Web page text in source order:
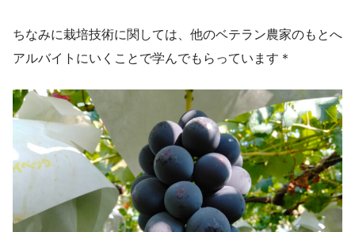
ちなみに栽培技術に関しては、他のベテラン農家のもとへ
アルバイトにいくことで学んでもらっています＊